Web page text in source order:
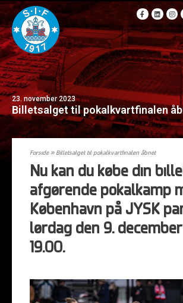
23. november 2023
Billetsalget til pokalkvartfinalen
Forside»Billetsalget til pokalkvartfinalen åbnet
Nu kan du købe din
afgørende pokalkamp
København på JYSK
lørdag den 9.
19.00.